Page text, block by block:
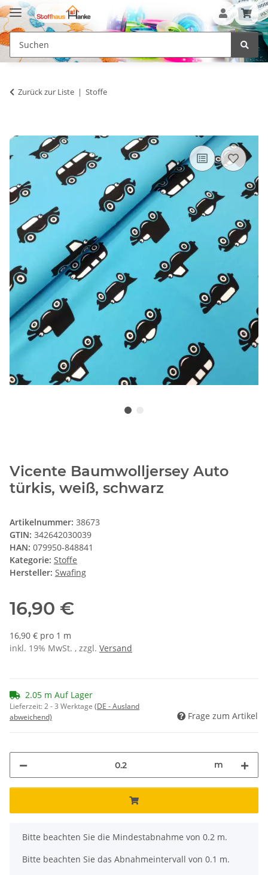
Zurück zur Liste Stoffe
Vicente Baumwolljersey Auto
türkis, weiß, schwarz
Artikelnummer: 38673
GTIN: 342642030039
HAN: 079950-848841
Kategorie: Stoffe
Hersteller: Swafing
16,90 €
16,90 € pro 1 m
inkl. 19% MwSt. , zzgl. Versand
2.05 m Auf Lager
Lieferzeit:2 - 3 Werktage (DE - Ausland
abweichend)
Frage zum Artikel
m
x
Bitte beachten Sie die Mindestabnahme von 0.2 m.
Bitte beachten Sie das Abnahmeintervall von 0.1 m.